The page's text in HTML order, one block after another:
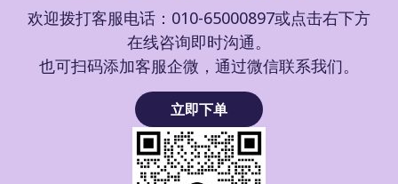
欢迎拨打客服电话：010-65000897或点击右下方
在线咨询即时沟通。
也可扫码添加客服企微，通过微信联系我们。
立即下单